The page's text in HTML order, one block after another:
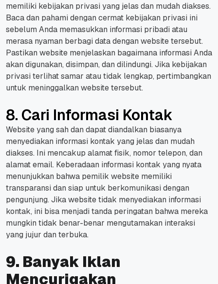
memiliki kebijakan privasi yang jelas dan mudah diakses.
Baca dan pahami dengan cermat kebijakan privasi ini
sebelum Anda memasukkan informasi pribadi atau
merasa nyaman berbagi data dengan websitetersebut.
Pastikan website menjelaskan bagaimana informasi Anda
akan digunakan, disimpan, dan dilindungi. Jika kebijakan
privasi terlihat samar atau tidak lengkap, pertimbangkan
untuk meninggalkan websitetersebut.
8. Cari Informasi Kontak
Website yang sah dan dapat diandalkan biasanya
menyediakan informasi kontak yang jelas dan mudah
diakses. Ini mencakup alamat fisik, nomor telepon, dan
alamat email. Keberadaan informasi kontak yang nyata
menunjukkan bahwa pemilik website memiliki
transparansi dan siap untuk berkomunikasi dengan
pengunjung. Jikawebsitetidak menyediakan informasi
kontak, ini bisa menjadi tanda peringatan bahwa mereka
mungkin tidak benar-benar mengutamakan interaksi
yang jujur dan terbuka.
9. Banyak Iklan
Mencurigakan